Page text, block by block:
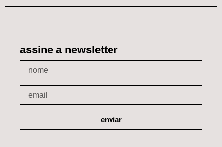
assine a newsletter
enviar